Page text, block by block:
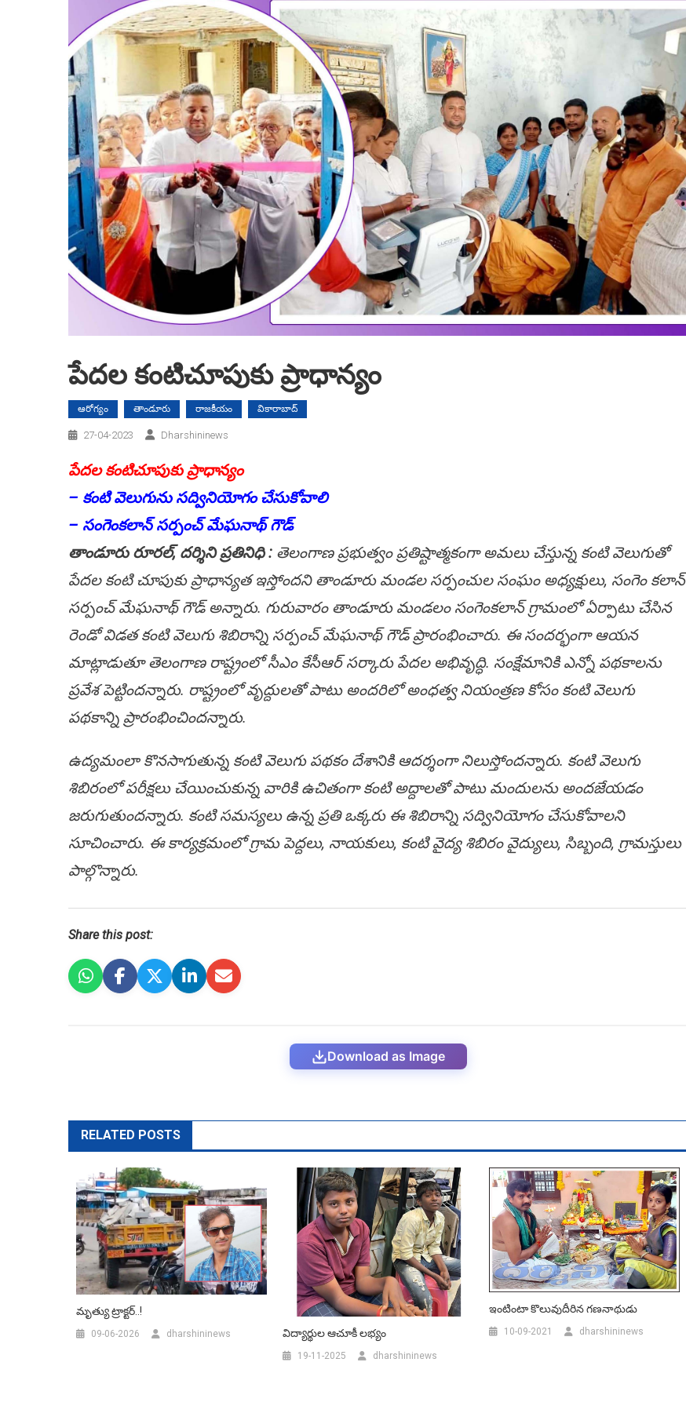
పేదల కంటిచూపుకు ప్రాధాన్యం
ఆరోగ్యం తాండూరు రాజకీయం వికారాబాద్
27-04-2023 Dharshininews
పేదల కంటిచూపుకు ప్రాధాన్యం
– కంటి వెలుగును సద్వినియోగం చేసుకోవాలి
– సంగెంకలాన్ సర్పంచ్ మేఘనాథ్ గౌడ్
తాండూరు రూరల్, దర్శిని ప్రతినిధి : తెలంగాణ ప్రభుత్వం ప్రతిష్టాత్మకంగా అమలు చేస్తున్న కంటి వెలుగుతో
పేదల కంటి చూపుకు ప్రాధాన్యత ఇస్తోందని తాండూరు మండల సర్పంచుల సంఘం అధ్యక్షులు, సంగెం కలాన్
సర్పంచ్ మేఘనాథ్ గౌడ్ అన్నారు. గురువారం తాండూరు మండలం సంగెంకలాన్ గ్రామంలో ఏర్పాటు చేసిన
రెండో విడత కంటి వెలుగు శిబిరాన్ని సర్పంచ్ మేఘనాథ్ గౌడ్ ప్రారంభించారు. ఈ సందర్భంగా ఆయన
మాట్లాడుతూ తెలంగాణ రాష్ట్రంలో సీఎం కేసీఆర్ సర్కారు పేదల అభివృద్ధి. సంక్షేమానికి ఎన్నో పథకాలను
ప్రవేశ పెట్టిందన్నారు. రాష్ట్రంలో వృద్దులతో పాటు అందరిలో అంధత్వ నియంత్రణ కోసం కంటి వెలుగు
పథకాన్ని ప్రారంభించిందన్నారు.
ఉద్యమంలా కొనసాగుతున్న కంటి వెలుగు పథకం దేశానికి ఆదర్శంగా నిలుస్తోందన్నారు. కంటి వెలుగు
శిబిరంలో పరీక్షలు చేయించుకున్న వారికి ఉచితంగా కంటి అద్దాలతో పాటు మందులను అందజేయడం
జరుగుతుందన్నారు. కంటి సమస్యలు ఉన్న ప్రతి ఒక్కరు ఈ శిబిరాన్ని సద్వినియోగం చేసుకోవాలని
సూచించారు. ఈ కార్యక్రమంలో గ్రామ పెద్దలు, నాయకులు, కంటి వైద్య శిబిరం వైద్యులు, సిబ్బంది, గ్రామస్తులు
పాల్గొన్నారు.
Share this post:
Download as Image
RELATED POSTS
మృత్యు ట్రాక్టర్..!
09-06-2026 dharshininews విద్యార్థుల ఆచూకీ లభ్యం
19-11-2025 dharshininews
ఇంటింటా కొలువుదీరిన గ‌ణ‌నాథుడు
10-09-2021 dharshininews